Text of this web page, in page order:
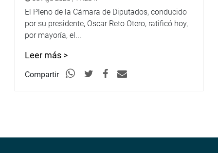
PRENSA-CONGRESO
El Pleno de la Cámara de Diputados, conducido
por su presidente, Oscar Reto Otero, ratificó hoy,
por mayoría, el...
Leer más >
Compartir